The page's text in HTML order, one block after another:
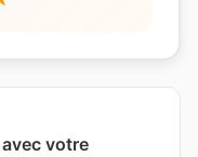
votre